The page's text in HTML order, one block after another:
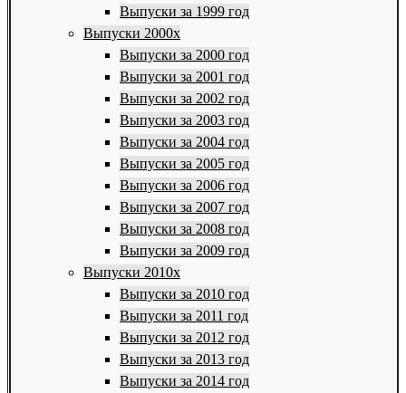
Выпуски за 1999 год
Выпуски 2000х
Выпуски за 2000 год
Выпуски за 2001 год
Выпуски за 2002 год
Выпуски за 2003 год
Выпуски за 2004 год
Выпуски за 2005 год
Выпуски за 2006 год
Выпуски за 2007 год
Выпуски за 2008 год
Выпуски за 2009 год
Выпуски 2010х
Выпуски за 2010 год
Выпуски за 2011 год
Выпуски за 2012 год
Выпуски за 2013 год
Выпуски за 2014 год